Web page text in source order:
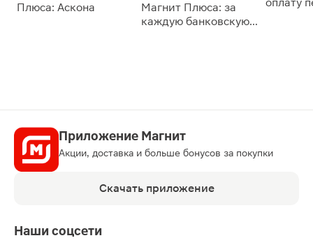
Плюса: Аскона
Магнит Плюса: за
каждую банковскую
Приложение Магнит
Акции, доставка и больше бонусов за покупки
Скачать приложение
Наши соцсети